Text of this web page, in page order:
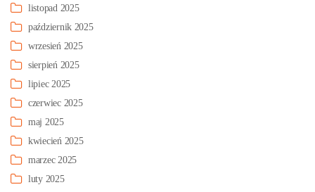
listopad 2025
październik 2025
wrzesień 2025
sierpień 2025
lipiec 2025
czerwiec 2025
maj 2025
kwiecień 2025
marzec 2025
luty 2025